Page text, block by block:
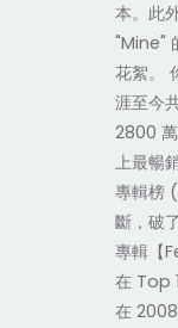
本。此
"Mine"
花絮。
涯至今
2800
上最暢
專輯榜
斷，破
專輯【
在 Top
在